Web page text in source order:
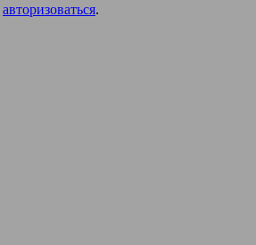
авторизоваться.